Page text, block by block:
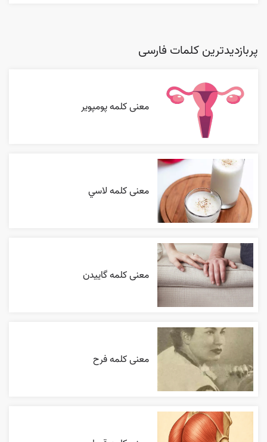
پربازدیدترین کلمات فارسی
معنی کلمه پومپویر
معنی کلمه لاسي
معنی کلمه گاییدن
معنی کلمه فرح